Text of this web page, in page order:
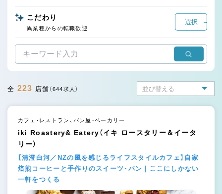
こだわり
選択
異業種からの転職歓迎
全 223 店舗 （644求人）
カフェ・レストラン、パン屋・ベーカリー
iki Roastery& Eatery（イキ ロースタリー＆イータ
リー）
【清澄白河／NZの風を感じるライフスタイルカフェ】自家
焙煎コーヒーと手作りのスイーツ・パン｜ここにしかない
一軒をつくる